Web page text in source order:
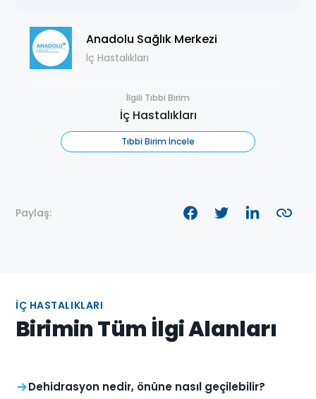
Anadolu Sağlık Merkezi
İç Hastalıkları
İlgili Tıbbi Birim
İç Hastalıkları
Tıbbi Birim İncele
Paylaş:
İÇ HASTALIKLARI
Birimin Tüm İlgi Alanları
Dehidrasyon nedir, önüne nasıl geçilebilir?